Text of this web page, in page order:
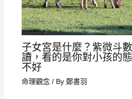
子女宮是什麼？紫微斗
讀，看的是你對小孩的
不好
命理觀念/ By 鄭書羽